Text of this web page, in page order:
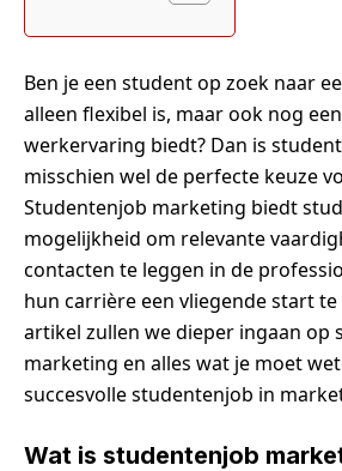
Ben je een student op zoek naar
alleen flexibel is, maar ook nog
werkervaring biedt? Dan is
misschien wel de perfecte keuze
Studentenjob marketing biedt
mogelijkheid om relevante
contacten te leggen in de
hun carrière een vliegende start
artikel zullen we dieper ingaan op
marketing en alles wat je moet
succesvolle studentenjob in
Wat is studentenjob